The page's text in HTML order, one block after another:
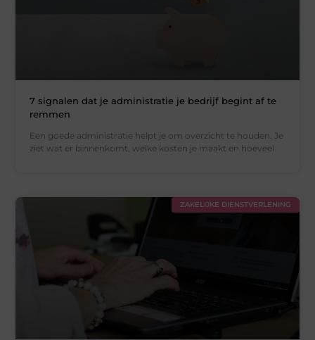
7 signalen dat je administratie je bedrijf begint af te
remmen
Een goede administratie helpt je om overzicht te houden. Je
ziet wat er binnenkomt, welke kosten je maakt en hoeveel
ZAKELIJKE DIENSTVERLENING